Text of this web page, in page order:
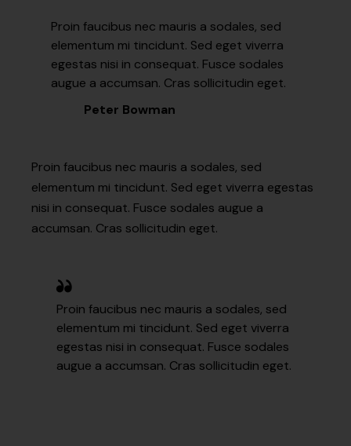
Proin faucibus nec mauris a sodales, sed
elementum mi tincidunt. Sed eget viverra
egestas nisi in consequat. Fusce sodales
augue a accumsan. Cras sollicitudin eget.
Peter Bowman
Proin faucibus nec mauris a sodales, sed
elementum mi tincidunt. Sed eget viverra egestas
nisi in consequat. Fusce sodales augue a
accumsan. Cras sollicitudin eget.
Proin faucibus nec mauris a sodales, sed
elementum mi tincidunt. Sed eget viverra
egestas nisi in consequat. Fusce sodales
augue a accumsan. Cras sollicitudin eget.